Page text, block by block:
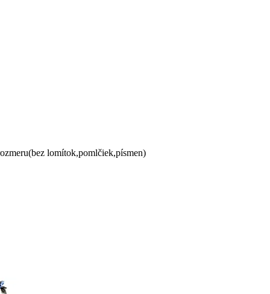
lomítok,pomlčiek,písmen)